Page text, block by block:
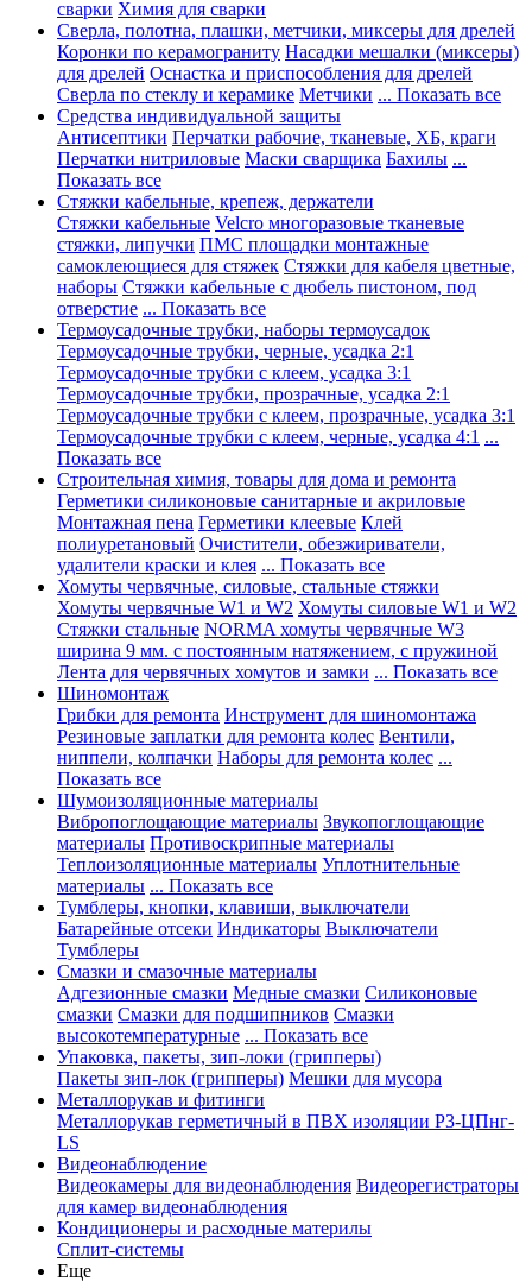
сварки Химия для сварки
Сверла, полотна, плашки, метчики, миксеры для дрелей
Коронки по керамограниту Насадки мешалки (миксеры)
для дрелей Оснастка и приспособления для дрелей
Сверла по стеклу и керамике Метчики ... Показать все
Средства индивидуальной защиты
Антисептики Перчатки рабочие, тканевые, ХБ, краги
Перчатки нитриловые Маски сварщика Бахилы ...
Показать все
Стяжки кабельные, крепеж, держатели
Стяжки кабельные Velcro многоразовые тканевые
стяжки, липучки ПМС площадки монтажные
самоклеющиеся для стяжек Стяжки для кабеля цветные,
наборы Стяжки кабельные с дюбель пистоном, под
отверстие ... Показать все
Термоусадочные трубки, наборы термоусадок
Термоусадочные трубки, черные, усадка 2:1
Термоусадочные трубки с клеем, усадка 3:1
Термоусадочные трубки, прозрачные, усадка 2:1
Термоусадочные трубки с клеем, прозрачные, усадка 3:1
Термоусадочные трубки с клеем, черные, усадка 4:1 ...
Показать все
Строительная химия, товары для дома и ремонта
Герметики силиконовые санитарные и акриловые
Монтажная пена Герметики клеевые Клей
полиуретановый Очистители, обезжириватели,
удалители краски и клея ... Показать все
Хомуты червячные, силовые, стальные стяжки
Хомуты червячные W1 и W2 Хомуты силовые W1 и W2
Стяжки стальные NORMA хомуты червячные W3
ширина 9 мм. с постоянным натяжением, с пружиной
Лента для червячных хомутов и замки ... Показать все
Шиномонтаж
Грибки для ремонта Инструмент для шиномонтажа
Резиновые заплатки для ремонта колес Вентили,
ниппели, колпачки Наборы для ремонта колес ...
Показать все
Шумоизоляционные материалы
Вибропоглощающие материалы Звукопоглощающие
материалы Противоскрипные материалы
Теплоизоляционные материалы Уплотнительные
материалы ... Показать все
Тумблеры, кнопки, клавиши, выключатели
Батарейные отсеки Индикаторы Выключатели
Тумблеры
Смазки и смазочные материалы
Адгезионные смазки Медные смазки Силиконовые
смазки Смазки для подшипников Смазки
высокотемпературные ... Показать все
Упаковка, пакеты, зип-локи (грипперы)
Пакеты зип-лок (грипперы) Мешки для мусора
Металлорукав и фитинги
Металлорукав герметичный в ПВХ изоляции Р3-ЦПнг-
LS
Видеонаблюдение
Видеокамеры для видеонаблюдения Видеорегистраторы
для камер видеонаблюдения
Кондиционеры и расходные материлы
Сплит-системы
Еще